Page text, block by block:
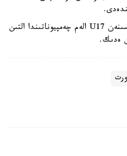
ديار امانالى گرەك-ريم كۇرەسىنەن U17 الەم چەمپيوناتىندا التىن
ەدىك.